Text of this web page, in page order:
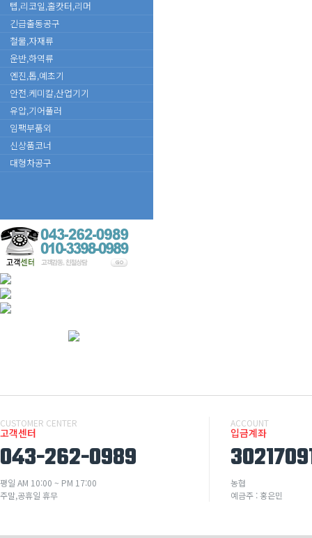
텝,리코일,홀캇터,리머
긴급출동공구
철물,자재류
운반,하역류
엔진,톱,예초기
안전.케미칼,산업기기
유압,기어풀러
임팩부품외
신상품코너
대형차공구
CUSTOMER CENTER
고객센터
043-262-0989
평일 AM 10:00 ~ PM 17:00
주말,공휴일 휴무
ACCOUNT
입금계좌
농협
예금주 : 홍은민